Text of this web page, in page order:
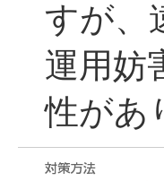
すが、
運用妨
性があ